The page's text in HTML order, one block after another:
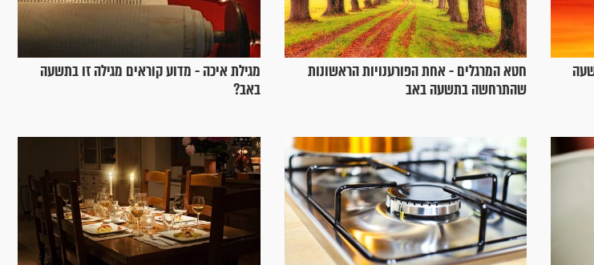
חטא המרגלים - אחת הפורענויות הראשונות
שהתרחשה בתשעה באב
מגילת איכה - מדוע קוראים מגילה זו בתשעה
באב?